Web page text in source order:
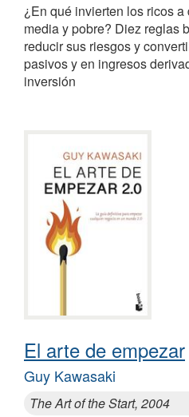
¿En qué invierten los ricos
media y pobre? Diez reglas
reducir sus riesgos y
pasivos y en ingresos
inversión
El arte de empezar
Guy Kawasaki
The Art of the Start, 2004